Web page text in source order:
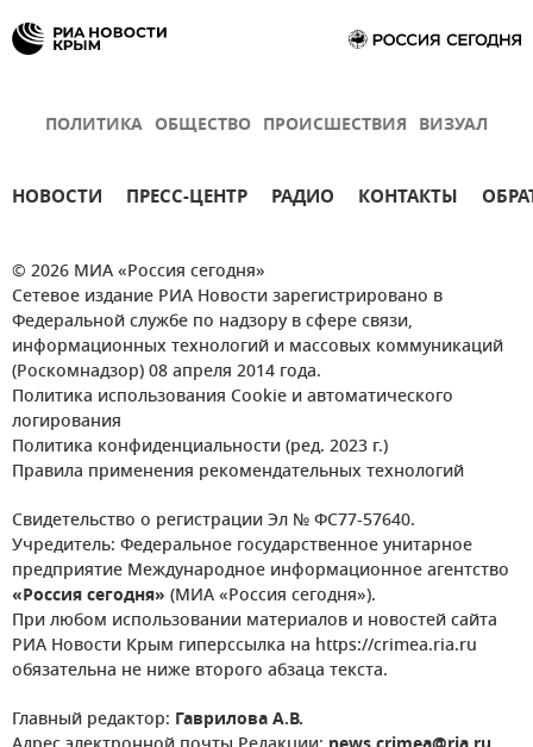
ПОЛИТИКА ОБЩЕСТВО ПРОИСШЕСТВИЯ ВИЗУАЛ
НОВОСТИ ПРЕСС-ЦЕНТР РАДИО КОНТАКТЫ
© 2026 МИА «Россия сегодня»
Сетевое издание РИА Новости зарегистрировано в
Федеральной службе по надзору в сфере связи,
информационных технологий и массовых коммуникаций
(Роскомнадзор) 08 апреля 2014 года.
Политика использования Cookie и автоматического
логирования
Политика конфиденциальности (ред. 2023 г.)
Правила применения рекомендательных технологий
Свидетельство о регистрации Эл № ФС77-57640.
Учредитель: Федеральное государственное унитарное
предприятие Международное информационное агентство
«Россия сегодня» (МИА «Россия сегодня»).
При любом использовании материалов и новостей сайта
РИА Новости Крым гиперссылка на https://crimea.ria.ru
обязательна не ниже второго абзаца текста.
Главный редактор: Гаврилова А.В.